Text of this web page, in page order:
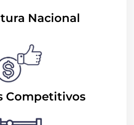
Nacional
Competitivos